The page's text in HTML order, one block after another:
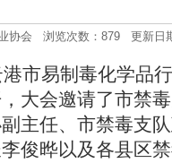
协会 浏览次数：879 更新日
港市易制毒化学品
大会邀请了市禁
主任、市禁毒支
俊晔以及各县区